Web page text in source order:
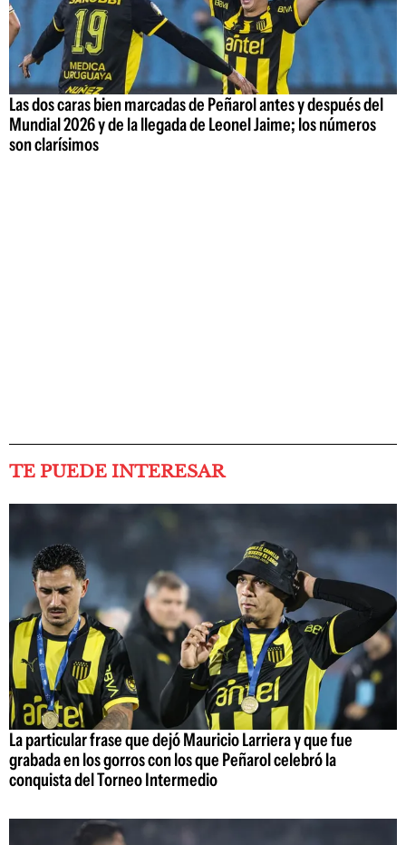
Las dos caras bien marcadas de Peñarol antes y después del
Mundial 2026 y de la llegada de Leonel Jaime; los números
son clarísimos
TE PUEDE INTERESAR
La particular frase que dejó Mauricio Larriera y que fue
grabada en los gorros con los que Peñarol celebró la
conquista del Torneo Intermedio